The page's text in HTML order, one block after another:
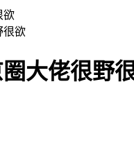
欲
大佬很野